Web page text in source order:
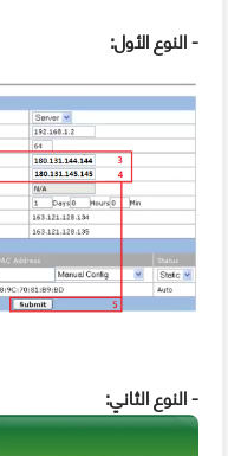
- النوع الأول:
- النوع الثاني: